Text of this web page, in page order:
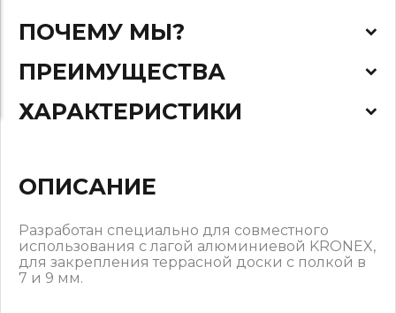
ПОЧЕМУ МЫ?
ПРЕИМУЩЕСТВА
ХАРАКТЕРИСТИКИ
ОПИСАНИЕ
Разработан специально для совместного
использования с лагой алюминиевой KRONEX,
для закрепления террасной доски с полкой в
7 и 9 мм.